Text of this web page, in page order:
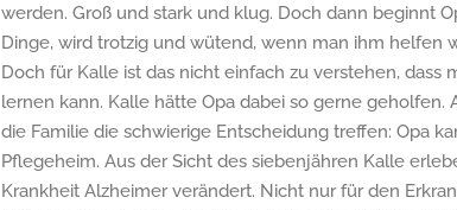
werden. Groß und stark und klug. Doch dann beginnt
Dinge, wird trotzig und wütend, wenn man ihm helfen
Doch für Kalle ist das nicht einfach zu verstehen, dass
lernen kann. Kalle hätte Opa dabei so gerne geholfen.
die Familie die schwierige Entscheidung treffen: Opa
Pflegeheim. Aus der Sicht des siebenjähren Kalle
Krankheit Alzheimer verändert. Nicht nur für den